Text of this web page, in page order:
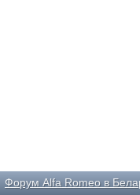
Форум Alfa Romeo в